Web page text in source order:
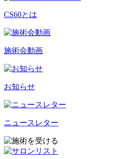
CS60とは
施術会動画
お知らせ
ニュースレター